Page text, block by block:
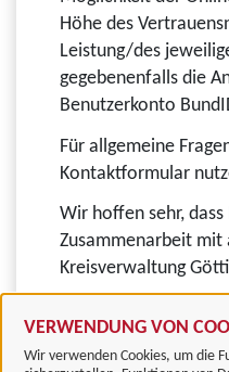
VERWENDUNG VON
Wir verwenden Cookies, um die
Höhe des
Leistung/des
gegebenenfalls die
Benutzerkonto
Für allgemeine
Kontaktformular
Wir hoffen sehr,
Zusammenarbeit mit
Kreisverwaltung